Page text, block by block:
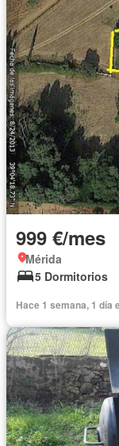
999 €/mes
Mérida
5 Dormitorios
Hace 1 semana, 1 día